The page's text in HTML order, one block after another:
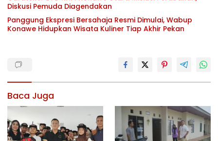
Diskusi Pemuda Diagendakan
Panggung Ekspresi Bersahaja Resmi Dimulai, Wabup
Konawe Hidupkan Wisata Kuliner Tiap Akhir Pekan
Baca Juga